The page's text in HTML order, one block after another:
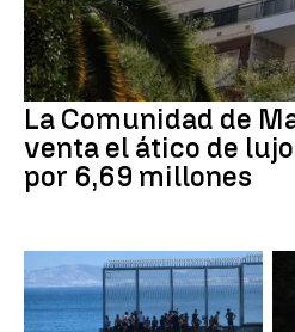
La Comunidad de
venta el ático de
por 6,69 millones